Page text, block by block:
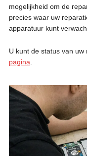
mogelijkheid om de
precies waar uw
apparatuur kunt
U kunt de status van uw
pagina